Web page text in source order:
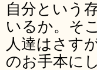
自分という
いるか。そ
人達はさす
のお手本に